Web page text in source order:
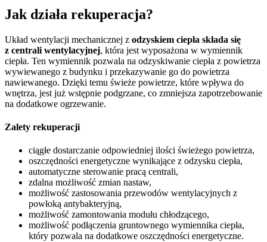
Jak działa rekuperacja?
Układ wentylacji mechanicznej z odzyskiem ciepła składa się
z centrali wentylacyjnej, która jest wyposażona w wymiennik
ciepła. Ten wymiennik pozwala na odzyskiwanie ciepła z powietrza
wywiewanego z budynku i przekazywanie go do powietrza
nawiewanego. Dzięki temu świeże powietrze, które wpływa do
wnętrza, jest już wstępnie podgrzane, co zmniejsza zapotrzebowanie
na dodatkowe ogrzewanie.
Zalety rekuperacji
ciągłe dostarczanie odpowiedniej ilości świeżego powietrza,
oszczędności energetyczne wynikające z odzysku ciepła,
automatyczne sterowanie pracą centrali,
zdalna możliwość zmian nastaw,
możliwość zastosowania przewodów wentylacyjnych z
powłoką antybakteryjną,
możliwość zamontowania modułu chłodzącego,
możliwość podłączenia gruntownego wymiennika ciepła,
który pozwala na dodatkowe oszczędności energetyczne.